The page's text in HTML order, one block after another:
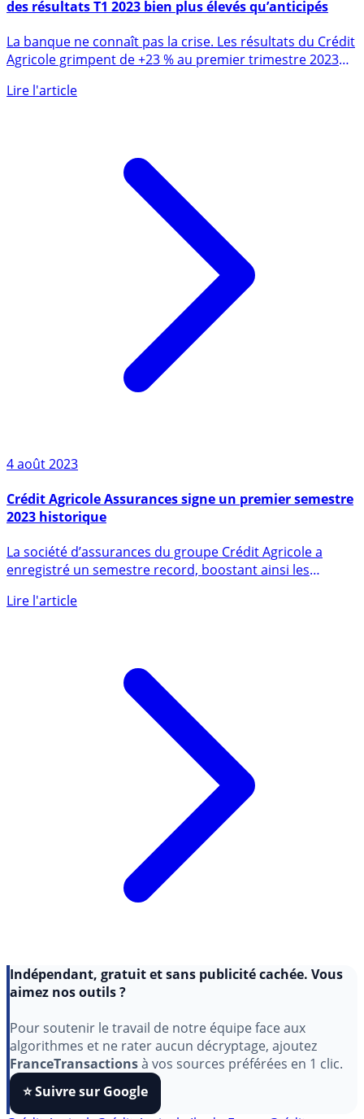
Crédit Agricole S.A. et Groupe Crédit Agricole publient
des résultats T1 2023 bien plus élevés qu’anticipés
Agricole grimpent de +23 % au premier trimestre 2023
4 août 2023
2023 historique
enregistré un semestre record, boostant ainsi les
aimez nos outils ?
Pour soutenir le travail de notre équipe face aux
algorithmes et ne rater aucun décryptage, ajoutez
FranceTransactionsà vos sources préférées en 1 clic.